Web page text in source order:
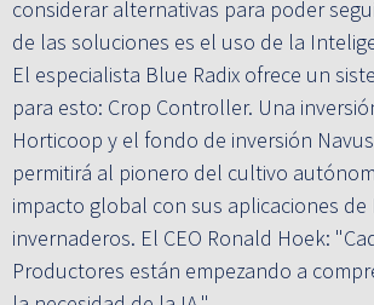
considerar alternativas para poder
de las soluciones es el uso de la
El especialista Blue Radix ofrece un
para esto: Crop Controller. Una
Horticoop y el fondo de inversión
permitirá al pionero del cultivo
impacto global con sus aplicaciones de
invernaderos. El CEO Ronald Hoek:
Productores están empezando a